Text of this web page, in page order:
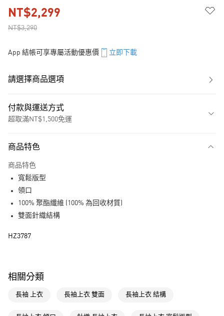
NT$3,290
NT$2,299
App 結帳可享專屬活動優惠價 立即下載
請選擇商品選項
付款與運送方式
超取滿NT$1,500免運
LINE Pay
運送方式
付款後全家取貨
每筆NT$80，滿NT$1,500(含以上)免運費
商品特色
商品特色
寬鬆版型
領口
100% 聚酯纖維 (100% 為回收材質)
雙面針織結構
HZ3787
相關分類
長袖 上衣 長袖上衣 雙面 長袖上衣 結構